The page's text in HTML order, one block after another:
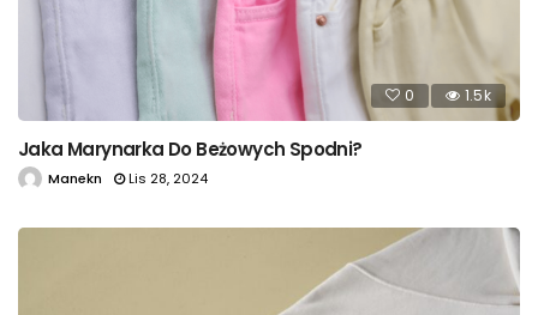
0 1.5k
Jaka Marynarka Do Beżowych Spodni?
Manekn Lis 28, 2024